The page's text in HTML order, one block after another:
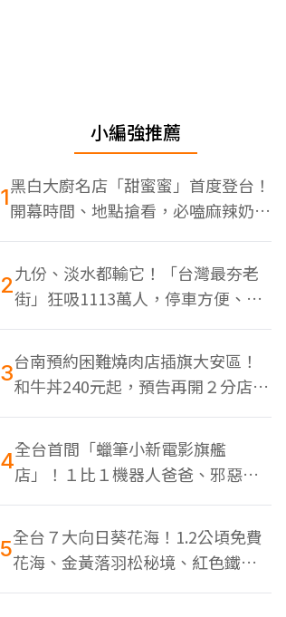
小編強推薦
1黑白大廚名店「甜蜜蜜」首度登台！
開幕時間、地點搶看，必嗑麻辣奶油
蝦
2九份、淡水都輸它！「台灣最夯老
街」狂吸1113萬人，停車方便、特
色美食多
3台南預約困難燒肉店插旗大安區！
和牛丼240元起，預告再開２分店、
地點曝光
4全台首間「蠟筆小新電影旗艦
店」！１比１機器人爸爸、邪惡正
男，百款周邊買翻
5全台７大向日葵花海！1.2公頃免費
花海、金黃落羽松秘境、紅色鐵橋
同框